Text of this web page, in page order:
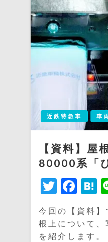
近鉄特急車 車
【資料】屋
80000系「
今回の【資料
根上について、
を紹介します。